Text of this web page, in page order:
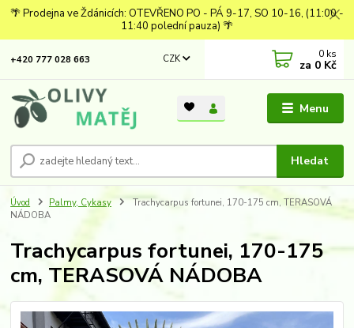
🌴 Prodejna ve Ždánicích: OTEVŘENO PO - PÁ 9-17, SO 10-16, (11:00 -
11:40 polední pauza) 🌴
Menu
CZK
Hledat
+420 777 028 663 0 ks
za 0 Kč
Úvod Palmy, Cykasy
Trachycarpus fortunei, 170-175 cm, TERASOVÁ
NÁDOBA
Trachycarpus fortunei, 170-175
cm, TERASOVÁ NÁDOBA